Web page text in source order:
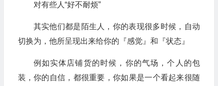
对有些人“好不耐烦”
其实他们都是陌生人，你的表现很多时候，自动
切换为，他所呈现出来给你的『感觉』和『状态』
例如实体店铺货的时候，你的气场，个人的包
装，你的自信，都很重要，你如果是一个看起来很随